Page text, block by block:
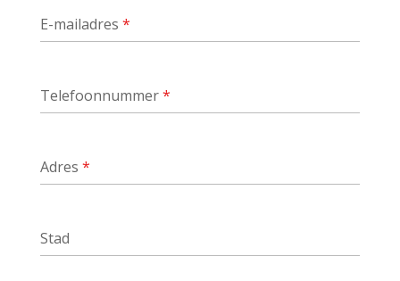
E-mailadres *
Telefoonnummer*
Adres *
Stad